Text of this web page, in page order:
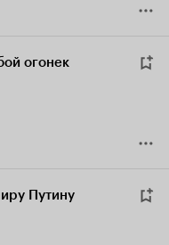
огонек
Путину